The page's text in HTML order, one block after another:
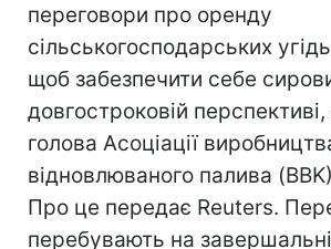
переговори про оренду
сільськогосподарських
щоб забезпечити себе
довгостроковій
голова Асоціації
відновлюваного палива
Про це передає Reuters.
перебувають на